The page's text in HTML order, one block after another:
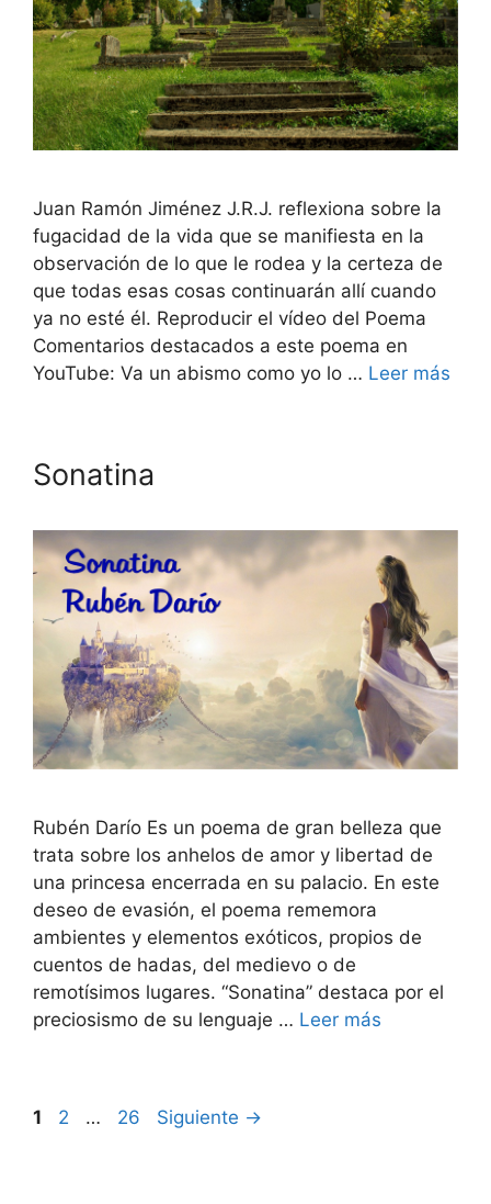
Juan Ramón Jiménez J.R.J. reflexiona sobre la
fugacidad de la vida que se manifiesta en la
observación de lo que le rodea y la certeza de
que todas esas cosas continuarán allí cuando
ya no esté él. Reproducir el vídeo del Poema
Comentarios destacados a este poema en
YouTube: Va un abismo como yo lo … Leer más
Sonatina
Rubén Darío Es un poema de gran belleza que
trata sobre los anhelos de amor y libertad de
una princesa encerrada en su palacio. En este
deseo de evasión, el poema rememora
ambientes y elementos exóticos, propios de
cuentos de hadas, del medievo o de
remotísimos lugares. “Sonatina” destaca por el
preciosismo de su lenguaje … Leer más
Página
1 Página
2 … Página
26 Siguiente →